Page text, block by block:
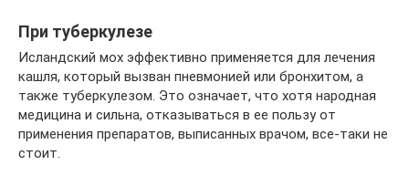
При туберкулезе
Исландский мох эффективно применяется для лечения
кашля, который вызван пневмонией или бронхитом, а
также туберкулезом. Это означает, что хотя народная
медицина и сильна, отказываться в ее пользу от
применения препаратов, выписанных врачом, все-таки не
стоит.